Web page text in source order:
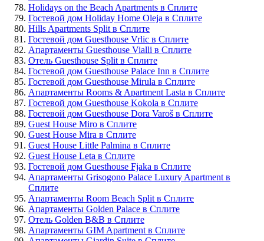
Holidays on the Beach Apartments в Сплите
Гостевой дом Holiday Home Oleja в Сплите
Hills Apartments Split в Сплите
Гостевой дом Guesthouse Vrlic в Сплите
Апартаменты Guesthouse Vialli в Сплите
Отель Guesthouse Split в Сплите
Гостевой дом Guesthouse Palace Inn в Сплите
Гостевой дом Guesthouse Mirula в Сплите
Апартаменты Rooms & Apartment Lasta в Сплите
Гостевой дом Guesthouse Kokola в Сплите
Гостевой дом Guesthouse Dora Varoš в Сплите
Guest House Miro в Сплите
Guest House Mira в Сплите
Guest House Little Palmina в Сплите
Guest House Leta в Сплите
Гостевой дом Guesthouse Fjaka в Сплите
Апартаменты Grisogono Palace Luxury Apartment в
Сплите
Апартаменты Room Beach Split в Сплите
Апартаменты Golden Palace в Сплите
Отель Golden B&B в Сплите
Апартаменты GIM Apartment в Сплите